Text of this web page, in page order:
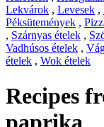
Lekvárok , Levesek ,
Péksütemények ,
, Szárnyas ételek ,
Vadhúsos ételek ,
ételek , Wok ételek
Recipes